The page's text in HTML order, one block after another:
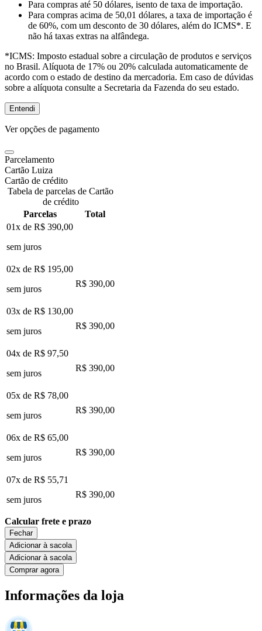
Para compras até 50 dólares, isento de taxa de importação.
Para compras acima de 50,01 dólares, a taxa de importação é
de 60%, com um desconto de 30 dólares, além do ICMS*. E
não há taxas extras na alfândega.
*ICMS: Imposto estadual sobre a circulação de produtos e serviços
no Brasil. Alíquota de 17% ou 20% calculada automaticamente de
acordo com o estado de destino da mercadoria. Em caso de dúvidas
sobre a alíquota consulte a Secretaria da Fazenda do seu estado.
Entendi
Ver opções de pagamento
Parcelamento
Cartão Luiza
Cartão de crédito
Tabela de parcelas de Cartão
de crédito
Parcelas
Total
01x de R$ 390,00
sem juros
02x de R$ 195,00
sem juros
R$ 390,00
03x de R$ 130,00
sem juros
R$ 390,00
04x de R$ 97,50
sem juros
R$ 390,00
05x de R$ 78,00
sem juros
R$ 390,00
06x de R$ 65,00
sem juros
R$ 390,00
07x de R$ 55,71
sem juros
R$ 390,00
Calcular frete e prazo
Fechar
Adicionar à sacola
Adicionar à sacola
Comprar agora
Informações da loja